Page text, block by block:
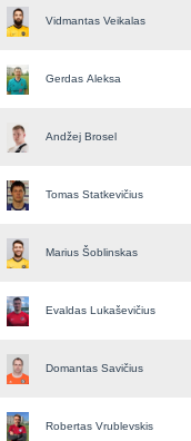
Vidmantas Veikalas
Gerdas Aleksa
Andžej Brosel
Tomas Statkevičius
Marius Šoblinskas
Evaldas Lukaševičius
Domantas Savičius
Robertas Vrublevskis